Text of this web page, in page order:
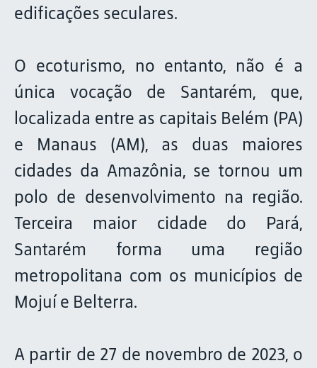
edificações seculares.
O ecoturismo, no entanto, não é a
única vocação de Santarém, que,
localizada entre as capitais Belém (PA)
e Manaus (AM), as duas maiores
cidades da Amazônia, se tornou um
polo de desenvolvimento na região.
Terceira maior cidade do Pará,
Santarém forma uma região
metropolitana com os municípios de
Mojuí e Belterra.
A partir de 27 de novembro de 2023, o